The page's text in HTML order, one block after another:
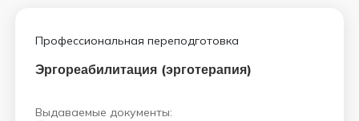
Профессиональная переподготовка
Эргореабилитация (эрготерапия)
Выдаваемые документы: